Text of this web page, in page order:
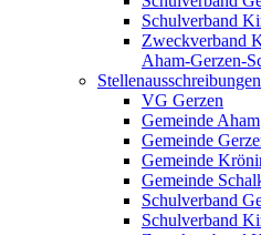
Schulverband
Zweckverband
Aham-Gerzen-
Stellenausschreibungen
VG Gerzen
Gemeinde Aham
Gemeinde
Gemeinde
Gemeinde
Schulverband
Schulverband